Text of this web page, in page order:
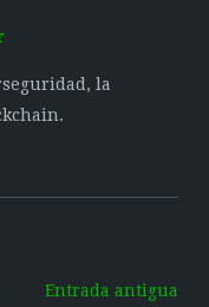
la
Entrada antigua